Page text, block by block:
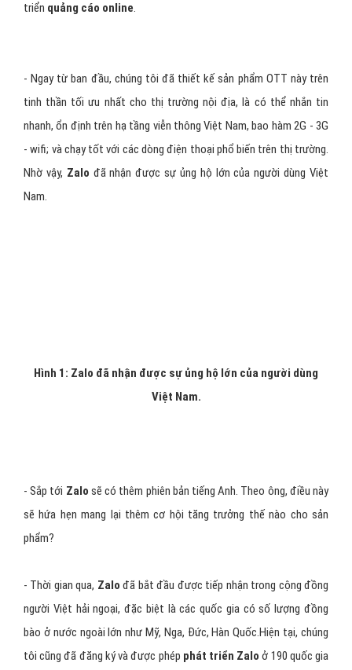
triển quảng cáo online.
- Ngay từ ban đầu, chúng tôi đã thiết kế sản phẩm OTT này trên
tinh thần tối ưu nhất cho thị trường nội địa, là có thể nhắn tin
nhanh, ổn định trên hạ tầng viễn thông Việt Nam, bao hàm 2G - 3G
- wifi; và chạy tốt với các dòng điện thoại phổ biến trên thị trường.
Nhờ vậy, Zalo đã nhận được sự ủng hộ lớn của người dùng Việt
Nam.
Hình 1: Zalo đã nhận được sự ủng hộ lớn của người dùng
Việt Nam.
- Sắp tớiZalosẽ có thêm phiên bản tiếng Anh. Theo ông, điều này
sẽ hứa hẹn mang lại thêm cơ hội tăng trưởng thế nào cho sản
phẩm?